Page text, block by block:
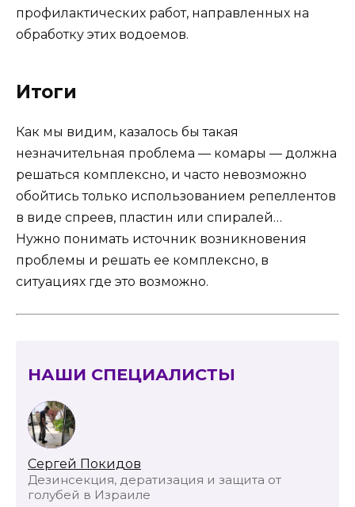
профилактических работ, направленных на
обработку этих водоемов.
Итоги
Как мы видим, казалось бы такая
незначительная проблема — комары — должна
решаться комплексно, и часто невозможно
обойтись только использованием репеллентов
в виде спреев, пластин или спиралей…
Нужно понимать источник возникновения
проблемы и решать ее комплексно, в
ситуациях где это возможно.
НАШИ СПЕЦИАЛИСТЫ
Сергей Покидов
Дезинсекция, дератизация и защита от
голубей в Израиле